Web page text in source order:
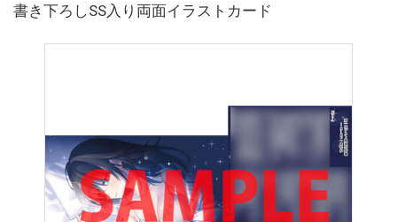
書き下ろしSS入り両面イラストカード